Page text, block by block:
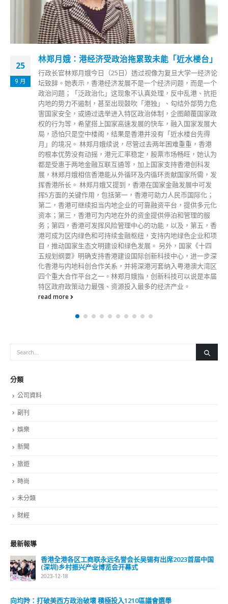
25
9 月
林郑月娥：港经济受政治拖累致未能「近水楼台」
行政长官林郑月娥今日（25日）透过视像为复旦大学一经济论
坛致辞。她表示，香港经济发展不是一个经济问题，而是一个
政治问题；「泛政治化」这现象不认真处理，反中乱港、抗拒
内地的势力不遏制，甚至出现鼓吹「港独」、勾结外部势力危
害国家安全，或通过选举进入特区政治体制，企图颠覆国家政
权的行为等，希望搭上国家高速发展的快车，融入国家发展大
局，恐怕只是空中楼阁，结果是香港并没有「近水楼台先得
月」的境况。 林郑月娥续说，尽管过去两年困难重重，香港
的根本优势没有动摇，港元汇率稳定，股票市场畅旺，她认为
都是受惠于两地金融互联互通等，加上国家支持香港创科发
展，林郑月娥相信香港能从外循环及内循环贡献国家所需，发
挥香港所长。 林郑月娥又提到，香港在国家金融发展中可发
挥5方面的关键作用，包括第一，香港可助力人民币国际化；
第二，香港可继续担当内地企业的可靠融资平台，提供多元化
资本；第三，香港可为内地在外的资金提供停泊和管理的服
务；第四，香港可发挥风险管理中心的功能，以及，第五，香
港可成为区内绿色和可持续金融枢纽，支持内地绿色企业和项
目，推动国家生态文明建设和绿色发展。 另外，国家《十四
五规划纲要》明确支持香港建设国际创新科技中心，进一步深
化香港与内地科创合作关系，并将深港河套纳入粤港澳大湾区
四个重大合作平台之一。林郑月娥指，创新科技可以说是本届
特区政府政策动力最强、资源投入最多的经济产业。
read more
分類
公司資料
副刊
娛樂
新聞
旅遊
時尚
未分類
財經
最新報導
香港全港各区工商联永远名誉会长吴锡有出席2023首届中国
(深圳)乡村振兴产业博览会开幕式
2023-12-18
向均羚：打破美西方政治破壞 積極投入1210區議會選舉